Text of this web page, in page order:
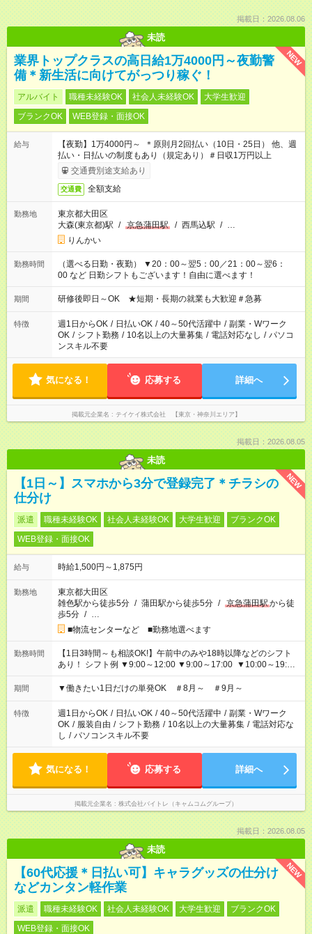
掲載日：2026.08.06
未読
NEW
業界トップクラスの高日給1万4000円～夜勤警
備＊新生活に向けてがっつり稼ぐ！
アルバイト 職種未経験OK 社会人未経験OK
大学生歓迎
ブランクOK
WEB登録・面接OK
給与
【夜勤】1万4000円～ ＊原則月2回払い（10日・25日） 他、週
払い・日払いの制度もあり（規定あり）＃日収1万円以上
交通費別途支給あり
交通費 全額支給
勤務地
東京都大田区
大森(東京都)駅 / 京急蒲田駅 / 西馬込駅 / …
りんかい
勤務時間
（選べる日勤・夜勤） ▼20：00～翌5：00／21：00～翌6：
00 など 日勤シフトもございます！自由に選べます！
期間 研修後即日～OK ★短期・長期の就業も大歓迎＃急募
特徴 週1日からOK / 日払いOK / 40～50代活躍中 / 副業・Wワーク
OK / シフト勤務 / 10名以上の大量募集 / 電話対応なし / パソコ
ンスキル不要
気になる！ 応募する 詳細へ
掲載元企業名 テイケイ株式会社 【東京・神奈川エリア】
掲載日：2026.08.05
未読
NEW
【1日～】スマホから3分で登録完了＊チラシの
仕分け
派遣 職種未経験OK 社会人未経験OK 大学生歓迎
ブランクOK
WEB登録・面接OK
給与 時給1,500円～1,875円
勤務地
東京都大田区
雑色駅から徒歩5分 / 蒲田駅から徒歩5分 / 京急蒲田駅から徒
歩5分 / …
■物流センターなど ■勤務地選べます
勤務時間
【1日3時間～も相談OK!】午前中のみや18時以降などのシフト
あり！ シフト例 ▼9:00～12:00 ▼9:00～17:00 ▼10:00～19:00
▼18:00～21:00
期間 ▼働きたい1日だけの単発OK ＃8月～ ＃9月～
特徴 週1日からOK / 日払いOK / 40～50代活躍中 / 副業・Wワーク
OK / 服装自由 / シフト勤務 / 10名以上の大量募集 / 電話対応な
し / パソコンスキル不要
気になる！ 応募する 詳細へ
掲載元企業名 株式会社バイトレ（キャムコムグループ）
掲載日：2026.08.05
未読
NEW
【60代応援＊日払い可】キャラグッズの仕分け
などカンタン軽作業
派遣 職種未経験OK 社会人未経験OK 大学生歓迎
ブランクOK
WEB登録・面接OK